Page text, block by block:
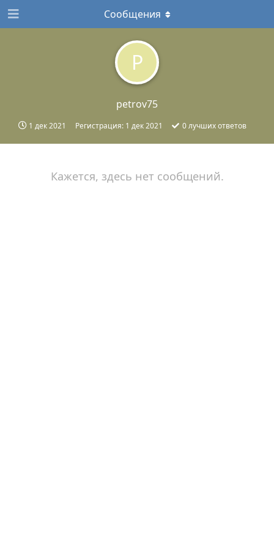
P
petrov75
1 дек 2021 Регистрация: 1 дек 2021 0лучших ответов
Сообщения
Кажется, здесь нет сообщений.